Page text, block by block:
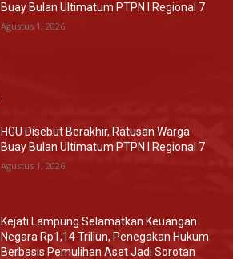
Buay Bulan Ultimatum PTPN I Regional 7
Agustus 1, 2026
HGU Disebut Berakhir, Ratusan Warga
Buay Bulan Ultimatum PTPN I Regional 7
Agustus 1, 2026
Kejati Lampung Selamatkan Keuangan
Negara Rp1,14 Triliun, Penegakan Hukum
Berbasis Pemulihan Aset Jadi Sorotan